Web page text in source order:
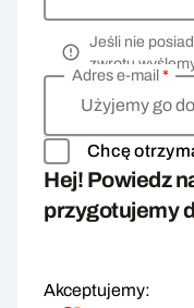
Jeśli nie
zwrotu
Użyjemy go
Adres e-mail *
Chcę
Hej! Powiedz
przygotujemy
Akceptujemy: